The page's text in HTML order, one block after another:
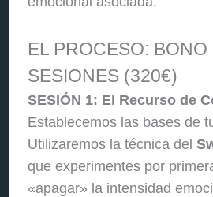
EL PROCESO: BONO
SESIONES (320€)
SESIÓN 1: El Recurso de
Establecemos las bases de
Utilizaremos la técnica del
que experimentes por
«apagar» la intensidad